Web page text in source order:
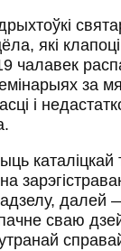
які
чалавек
за
і
каталіцкай
далей
сваю